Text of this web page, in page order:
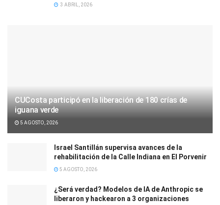
3 ABRIL, 2026
CUCosta participó en la liberación de 180 crías de
iguana verde
5 AGOSTO, 2026
Israel Santillán supervisa avances de la
rehabilitación de la Calle Indiana en El Porvenir
5 AGOSTO, 2026
¿Será verdad? Modelos de IA de Anthropic se
liberaron y hackearon a 3 organizaciones